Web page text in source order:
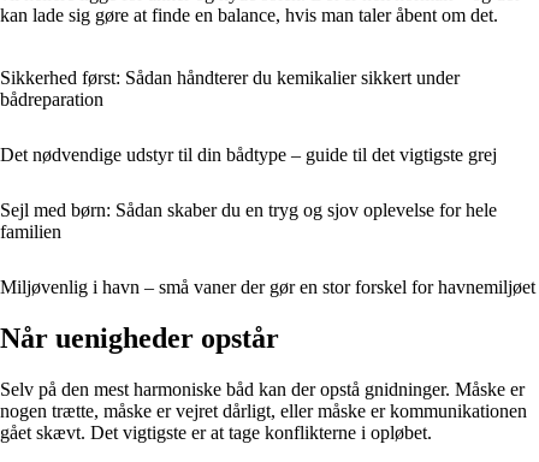
kan lade sig gøre at finde en balance, hvis man taler åbent om det.
Sikkerhed først: Sådan håndterer du kemikalier sikkert under
bådreparation
Det nødvendige udstyr til din bådtype – guide til det vigtigste grej
Sejl med børn: Sådan skaber du en tryg og sjov oplevelse for hele
familien
Miljøvenlig i havn – små vaner der gør en stor forskel for havnemiljøet
Når uenigheder opstår
Selv på den mest harmoniske båd kan der opstå gnidninger. Måske er
nogen trætte, måske er vejret dårligt, eller måske er kommunikationen
gået skævt. Det vigtigste er at tage konflikterne i opløbet.